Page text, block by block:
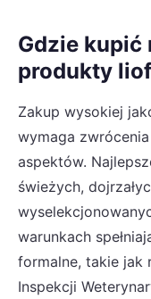
Gdzie kupić
produkty
Zakup wysokiej
wymaga
aspektów.
świeżych,
warunkach
formalne, takie jak
Inspekcji